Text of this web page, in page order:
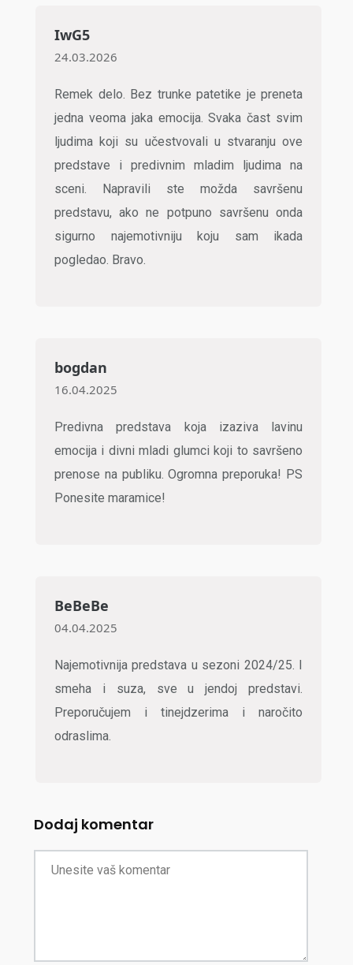
IwG5
24.03.2026
Remek delo. Bez trunke patetike je preneta
jedna veoma jaka emocija. Svaka čast svim
ljudima koji su učestvovali u stvaranju ove
predstave i predivnim mladim ljudima na
sceni. Napravili ste možda savršenu
predstavu, ako ne potpuno savršenu onda
sigurno najemotivniju koju sam ikada
pogledao. Bravo.
bogdan
16.04.2025
Predivna predstava koja izaziva lavinu
emocija i divni mladi glumci koji to savršeno
prenose na publiku. Ogromna preporuka! PS
Ponesite maramice!
BeBeBe
04.04.2025
Najemotivnija predstava u sezoni 2024/25. I
smeha i suza, sve u jendoj predstavi.
Preporučujem i tinejdzerima i naročito
odraslima.
Dodaj komentar